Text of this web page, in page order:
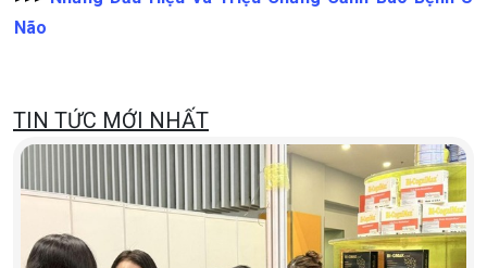
Não
TIN TỨC MỚI NHẤT